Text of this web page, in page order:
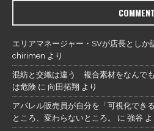
COMMENT
エリアマネージャー・SVが店長としか
chirimen より
混紡と交織は違う 複合素材をなんで
は危険 に 向田拓翔 より
アパレル販売員が自分を「可視化でき
ところ、変わらないところ。
に 強谷 よ